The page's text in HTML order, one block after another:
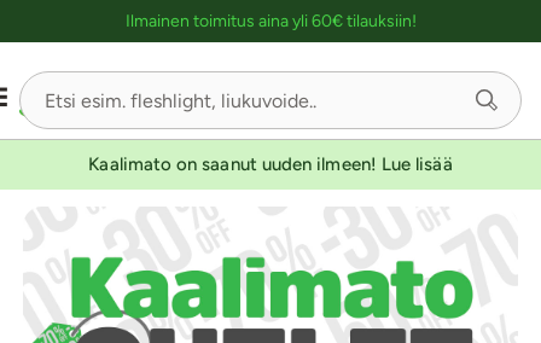
Ilmainen toimitus aina yli 60€ tilauksiin!
Kaalimato on saanut uuden ilmeen! Lue lisää